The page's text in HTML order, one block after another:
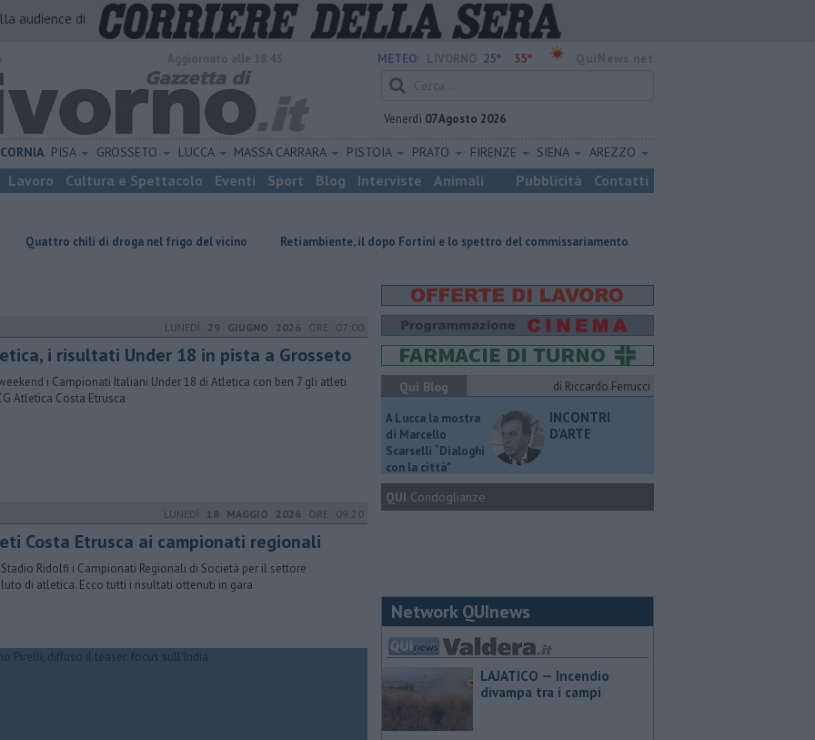
audience di
METEO: 25° 35°
Venerdì 07 Agosto 2026
PISA GROSSETO LUCCA MASSA CARRARA PISTOIA PRATO FIRENZE SIENA AREZZO
Lavoro Cultura e Spettacolo Eventi Sport Blog Interviste Animali Pubblicità Contatti
di droga nel frigo del vicino Retiambiente, il dopo Fortini e lo spettro del commissariamento Parco eolico in mare, Confagricoltura
LUNEDÌ 29 GIUGNO 2026 ORE 07:00
i risultati Under 18 in pista a Grosseto
i Campionati Italiani Under 18 di Atletica con ben 7 gli atleti
Atletica Costa Etrusca
LUNEDÌ 18 MAGGIO 2026 ORE 09:20
Costa Etrusca ai campionati regionali
Ridolfi i Campionati Regionali di Società per il settore
di atletica. Ecco tutti i risultati ottenuti in gara
Qui Blog di Riccardo Ferrucci
A Lucca la mostra
di Marcello
Scarselli “Dialoghi
con la città"
INCONTRI
D'ARTE
QUI Condoglianze
Network QUInews
LAJATICO — Incendio
divampa tra i campi